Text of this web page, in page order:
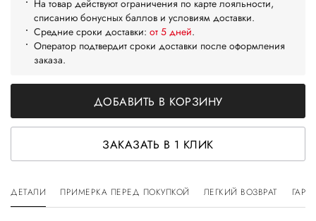
На товар действуют ограничения по карте лояльности,
списанию бонусных баллов и условиям доставки.
Средние сроки доставки: от 5 дней.
Оператор подтвердит сроки доставки после оформления
заказа.
ДОБАВИТЬ В КОРЗИНУ
ЗАКАЗАТЬ В 1 КЛИК
ДЕТАЛИ ПРИМЕРКА ПЕРЕД ПОКУПКОЙ ЛЕГКИЙ ВОЗВРАТ